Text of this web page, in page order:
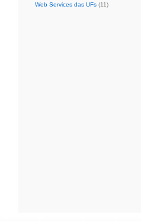
Web Services das UFs (11)